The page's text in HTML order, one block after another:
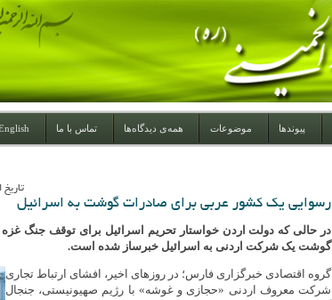
پیوندها موضوعات همه‌ی دیدگاه‌ها تماس با ما
تاريخ انتشار: 07
رسوایی یک کشور عربی برای صادرات گوشت به اسرائیل
در حالی که دولت اردن خواستار تحریم اسرائیل برای توقف جنگ
گوشت یک شرکت اردنی به اسرائیل خبرساز شده است.
گروه اقتصادی خبرگزاری فارس؛‌ در روزهای اخیر، افشای ارتباط تجاری
شرکت معروف اردنی «حجازی و غوشه» با رژیم صهیونیستی، جنجال